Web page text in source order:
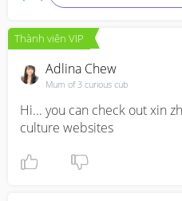
Thành viên VIP
Adlina Chew
Mum of 3 curious cub
Hi... you can check out xin
culture websites